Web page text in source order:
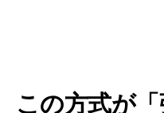
この方式が